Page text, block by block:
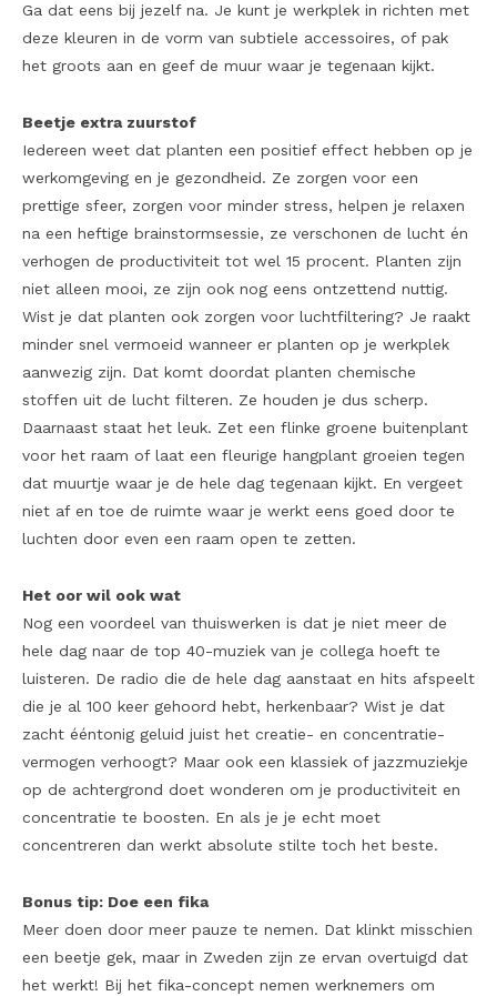
Ga dat eens bij jezelf na. Je kunt je werkplek in richten met
deze kleuren in de vorm van subtiele accessoires, of pak
het groots aan en geef de muur waar je tegenaan kijkt.
Beetje extra zuurstof
Iedereen weet dat planten een positief effect hebben op je
werkomgeving en je gezondheid. Ze zorgen voor een
prettige sfeer, zorgen voor minder stress, helpen je relaxen
na een heftige brainstormsessie, ze verschonen de lucht én
verhogen de productiviteit tot wel 15 procent. Planten zijn
niet alleen mooi, ze zijn ook nog eens ontzettend nuttig.
Wist je dat planten ook zorgen voor luchtfiltering? Je raakt
minder snel vermoeid wanneer er planten op je werkplek
aanwezig zijn. Dat komt doordat planten chemische
stoffen uit de lucht filteren. Ze houden je dus scherp.
Daarnaast staat het leuk. Zet een flinke groene buitenplant
voor het raam of laat een fleurige hangplant groeien tegen
dat muurtje waar je de hele dag tegenaan kijkt. En vergeet
niet af en toe de ruimte waar je werkt eens goed door te
luchten door even een raam open te zetten.
Het oor wil ook wat
Nog een voordeel van thuiswerken is dat je niet meer de
hele dag naar de top 40-muziek van je collega hoeft te
luisteren. De radio die de hele dag aanstaat en hits afspeelt
die je al 100 keer gehoord hebt, herkenbaar? Wist je dat
zacht ééntonig geluid juist het creatie- en concentratie-
vermogen verhoogt? Maar ook een klassiek of jazzmuziekje
op de achtergrond doet wonderen om je productiviteit en
concentratie te boosten. En als je je echt moet
concentreren dan werkt absolute stilte toch het beste.
Bonus tip: Doe een fika
Meer doen door meer pauze te nemen. Dat klinkt misschien
een beetje gek, maar in Zweden zijn ze ervan overtuigd dat
het werkt! Bij het fika-concept nemen werknemers om